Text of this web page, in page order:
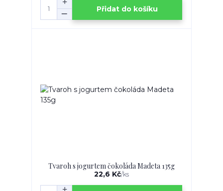
Přidat do košíku
Tvaroh s jogurtem čokoláda Madeta 135g
22,6 Kč/ks